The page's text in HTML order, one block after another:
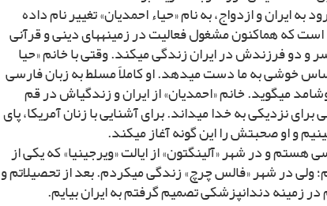
به ایران و ازدواج، به نام «حیاء احمدیان» تغییر نام داده
است که هم‏اکنون مشغول فعالیت در زمینه‏هاى دینى و قرآنى
دو فرزندش در ایران زندگى مى‏کند. وقتى با خانم «حیا
خوشى به ما دست مى‏دهد. او کاملاً مسلط به زبان فارسى
مى‏گوید. خانم «احمدیان» از ایران و زندگى‏اش در قم
نزدیکى به خدا مى‏داند. براى آشنایى با زنان آمریکا، پاى
و او صحبتش را این گونه آغاز مى‏کند.
هجرى شمسى هستم و در شهر «آلینگتون» از ایالت «ویرجینیا» که یکى از
ولى در شهر «فالس چرچ» زندگى مى‏کردم. بعد از تحصیلاتم و
زمینه دندانپزشکى تصمیم گرفتم به ایران بیایم.